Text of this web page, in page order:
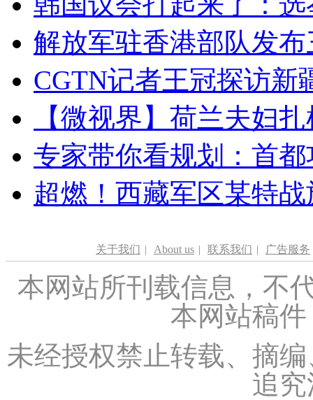
解放军驻香港部队发
CGTN记者王冠探访新
【微视界】荷兰夫妇
专家带你看规划：首
超燃！西藏军区某特
关于我们 | About us | 联系我们 | 广告服务
本网站所刊载信息，不
本网站稿
未经授权禁止转载、摘
追